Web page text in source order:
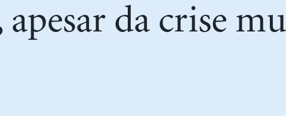
apesar da crise